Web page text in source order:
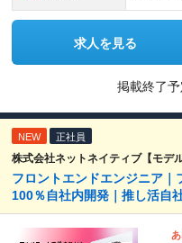
求人を見る
掲載終了予
NEW 正社員
株式会社ネットネイティブ【モデ
フロントエンドエンジニア｜
100％自社内開発｜推し活自